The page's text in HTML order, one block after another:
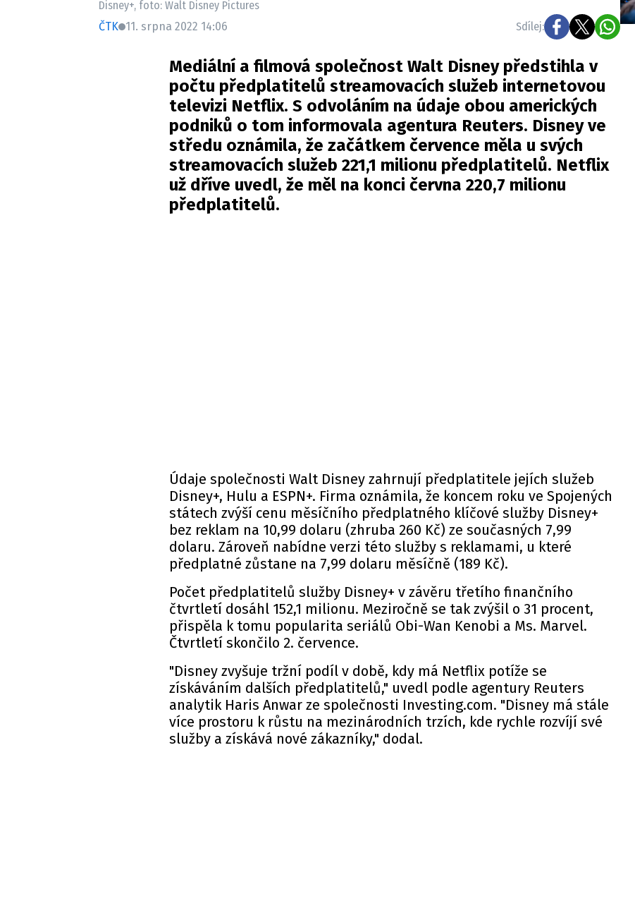
Disney+, foto: Walt Disney Pictures
ČTK 11. srpna 2022 14:06 Sdílej:
Mediální a filmová společnost Walt Disney předstihla v
počtu předplatitelů streamovacích služeb internetovou
televizi Netflix. S odvoláním na údaje obou amerických
podniků o tom informovala agentura Reuters. Disney ve
středu oznámila, že začátkem července měla u svých
streamovacích služeb 221,1 milionu předplatitelů. Netflix
už dříve uvedl, že měl na konci června 220,7 milionu
předplatitelů.
Údaje společnosti Walt Disney zahrnují předplatitele jejích služeb
Disney+, Hulu a ESPN+. Firma oznámila, že koncem roku ve Spojených
státech zvýší cenu měsíčního předplatného klíčové služby Disney+
bez reklam na 10,99 dolaru (zhruba 260 Kč) ze současných 7,99
dolaru. Zároveň nabídne verzi této služby s reklamami, u které
předplatné zůstane na 7,99 dolaru měsíčně (189 Kč).
Počet předplatitelů služby Disney+ v závěru třetího finančního
čtvrtletí dosáhl 152,1 milionu. Meziročně se tak zvýšil o 31 procent,
přispěla k tomu popularita seriálů Obi-Wan Kenobi a Ms. Marvel.
Čtvrtletí skončilo 2. července.
"Disney zvyšuje tržní podíl v době, kdy má Netflix potíže se
získáváním dalších předplatitelů," uvedl podle agentury Reuters
analytik Haris Anwar ze společnosti Investing.com. "Disney má stále
více prostoru k růstu na mezinárodních trzích, kde rychle rozvíjí své
služby a získává nové zákazníky," dodal.